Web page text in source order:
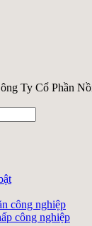
Ty Cổ Phần
công nghiệp
công nghiệp